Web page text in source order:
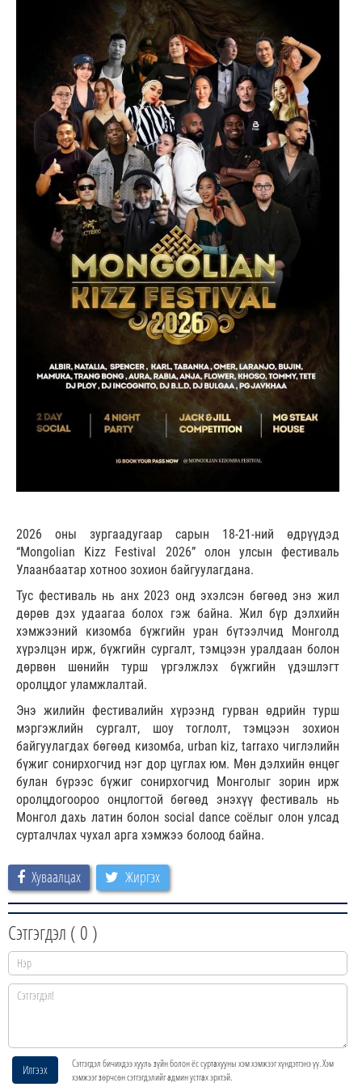
2026 оны зургаадугаар сарын 18-21-ний өдрүүдэд
“Mongolian Kizz Festival 2026” олон улсын фестиваль
Улаанбаатар хотноо зохион байгуулагдана.
Тус фестиваль нь анх 2023 онд эхэлсэн бөгөөд энэ жил
дөрөв дэх удаагаа болох гэж байна. Жил бүр дэлхийн
хэмжээний кизомба бүжгийн уран бүтээлчид Монголд
хүрэлцэн ирж, бүжгийн сургалт, тэмцээн уралдаан болон
дөрвөн шөнийн турш үргэлжлэх бүжгийн үдэшлэгт
оролцдог уламжлалтай.
Энэ жилийн фестивалийн хүрээнд гурван өдрийн турш
мэргэжлийн сургалт, шоу тоглолт, тэмцээн зохион
байгуулагдах бөгөөд кизомба, urban kiz, tarraxo чиглэлийн
бүжиг сонирхогчид нэг дор цуглах юм. Мөн дэлхийн өнцөг
булан бүрээс бүжиг сонирхогчид Монголыг зорин ирж
оролцдогоороо онцлогтой бөгөөд энэхүү фестиваль нь
Монгол дахь латин болон social dance соёлыг олон улсад
сурталчлах чухал арга хэмжээ болоод байна.
Хуваалцах Жиргэх
Сэтгэгдэл ( 0 )
Илгээх
Сэтгэгдэл бичихдээ хууль зүйн болон ёс суртахууны хэм хэмжээг хүндэтгэнэ үү. Хэм
хэмжээг зөрчсөн сэтгэгдэлийг админ устгах эрхтэй.